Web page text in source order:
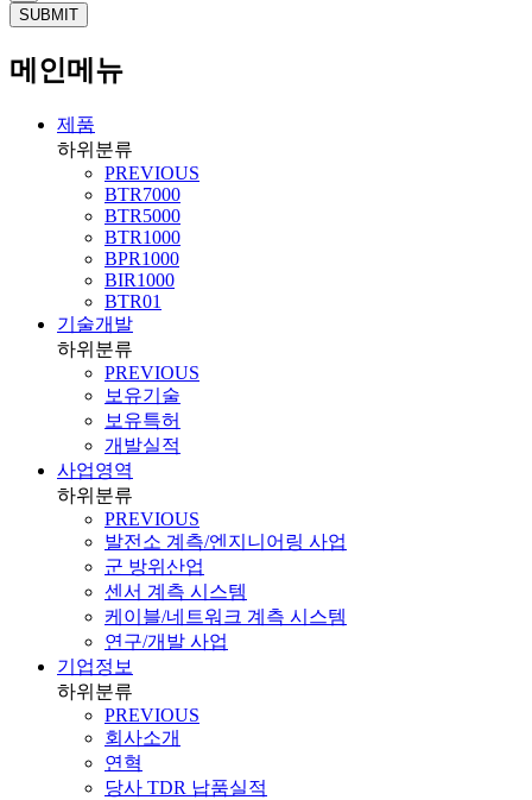
메인메뉴
제품
하위분류
PREVIOUS
BTR7000
BTR5000
BTR1000
BPR1000
BIR1000
BTR01
기술개발
하위분류
PREVIOUS
보유기술
보유특허
개발실적
사업영역
하위분류
PREVIOUS
발전소 계측/엔지니어링 사업
군 방위산업
센서 계측 시스템
케이블/네트워크 계측 시스템
연구/개발 사업
기업정보
하위분류
PREVIOUS
회사소개
연혁
당사 TDR 납품실적